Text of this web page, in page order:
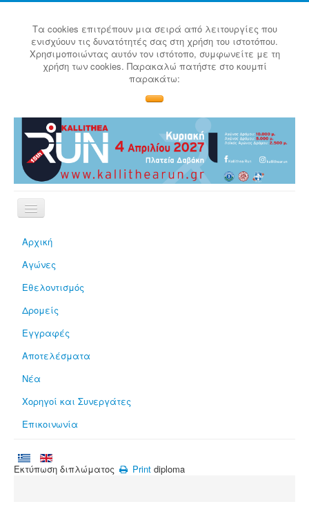
Τα cookies επιτρέπουν μια σειρά από λειτουργίες που
ενισχύουν τις δυνατότητές σας στη χρήση του ιστοτόπου.
Χρησιμοποιώντας αυτόν τον ιστότοπο, συμφωνείτε με τη
χρήση των cookies. Παρακαλώ πατήστε στο κουμπί
παρακάτω:
Αρχική
Αγώνες
Εθελοντισμός
Δρομείς
Εγγραφές
Αποτελέσματα
Νέα
Χορηγοί και Συνεργάτες
Επικοινωνία
Εκτύπωση διπλώματος Print diploma